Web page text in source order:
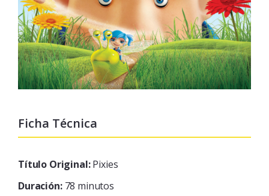
Ficha Técnica
Título Original:Pixies
Duración:78 minutos